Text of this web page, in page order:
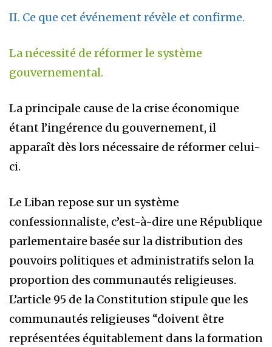
II. Ce que cet événement révèle et confirme.
La nécessité de réformer le système
gouvernemental.
La principale cause de la crise économique
étant l’ingérence du gouvernement, il
apparaît dès lors nécessaire de réformer celui-
ci.
Le Liban repose sur un système
confessionnaliste, c’est-à-dire une République
parlementaire basée sur la distribution des
pouvoirs politiques et administratifs selon la
proportion des communautés religieuses.
L’article 95 de la Constitution stipule que les
communautés religieuses “doivent être
représentées équitablement dans la formation